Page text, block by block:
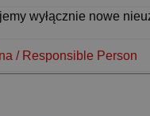
wyłącznie nowe
/ Responsible Person